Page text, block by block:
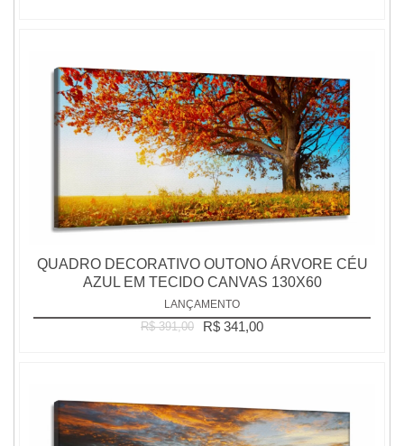
QUADRO DECORATIVO OUTONO ÁRVORE CÉU
AZUL EM TECIDO CANVAS 130X60
LANÇAMENTO
R$ 391,00 R$ 341,00